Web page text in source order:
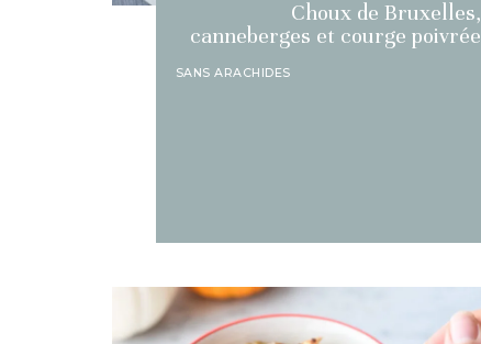
Choux de Bruxelles,
canneberges et courge poivrée
SANS ARACHIDES